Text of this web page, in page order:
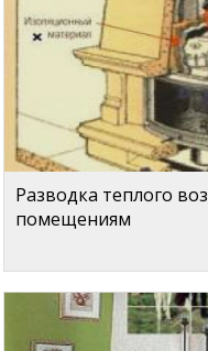
Разводка теплого
помещениям